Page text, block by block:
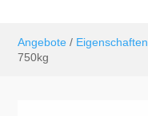
Angebote / Eigenschaften
750kg